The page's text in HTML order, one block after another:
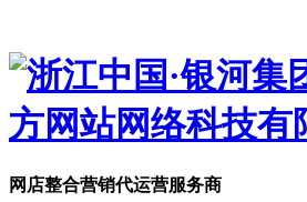
网店整合营销代运营服务商